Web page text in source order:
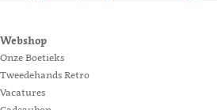
gallerij
afbeeldingen-
gallerij
Webshop
Onze Boetieks
Tweedehands Retro
Vacatures